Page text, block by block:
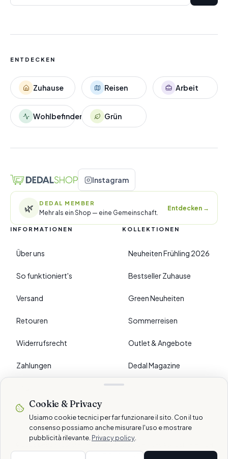
ENTDECKEN
Zuhause Reisen Arbeit
Wohlbefinden Grün
Instagram
🌿 DEDAL MEMBER
Mehr als ein Shop — eine Gemeinschaft.
Entdecken →
INFORMATIONEN
Über uns
So funktioniert's
Versand
Retouren
Widerrufsrecht
Zahlungen
KOLLEKTIONEN
Neuheiten Frühling 2026
Bestseller Zuhause
Green Neuheiten
Sommerreisen
Outlet & Angebote
Dedal Magazine
›EINSTELLUNGEN
Sichere Zahlungen
Cookie & Privacy
Usiamo cookie tecnici per far funzionare il sito. Con il tuo
consenso possiamo anche misurare l'uso e mostrare
pubblicità rilevante. Privacy policy